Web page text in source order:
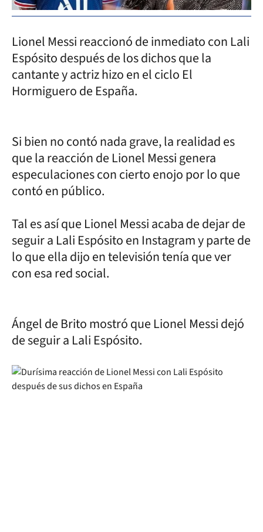
Lionel Messi reaccionó de inmediato con Lali
Espósito después de los dichos que la
cantante y actriz hizo en el ciclo El
Hormiguero de España.
Si bien no contó nada grave, la realidad es
que la reacción de Lionel Messi genera
especulaciones con cierto enojo por lo que
contó en público.
Tal es así que Lionel Messi acaba de dejar de
seguir a Lali Espósito en Instagram y parte de
lo que ella dijo en televisión tenía que ver
con esa red social.
Ángel de Brito mostró que Lionel Messi dejó
de seguir a Lali Espósito.